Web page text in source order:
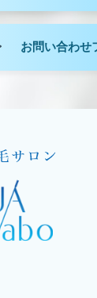
お問い合わせ